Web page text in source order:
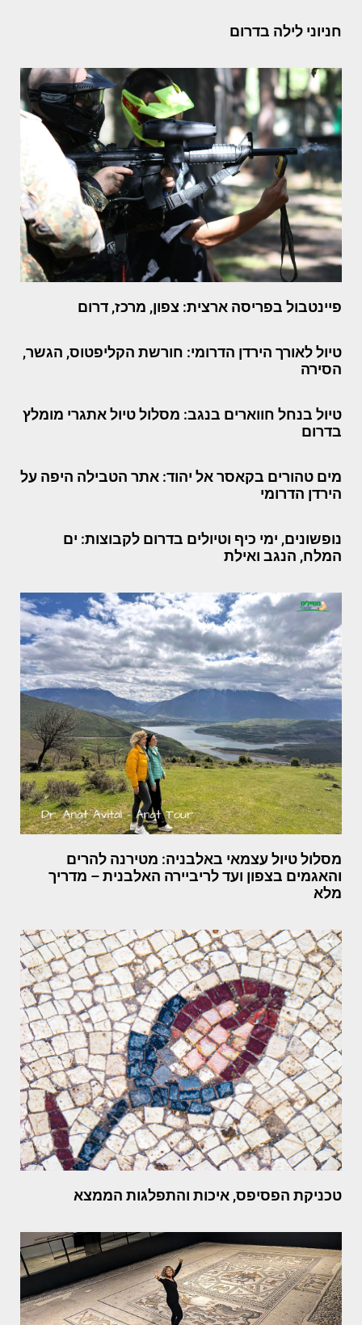
חניוני לילה בדרום
פיינטבול בפריסה ארצית: צפון, מרכז, דרום
טיול לאורך הירדן הדרומי: חורשת הקליפטוס, הגשר,
הסירה
טיול בנחל חווארים בנגב: מסלול טיול אתגרי מומלץ
בדרום
מים טהורים בקאסר אל יהוד: אתר הטבילה היפה על
הירדן הדרומי
נופשונים, ימי כיף וטיולים בדרום לקבוצות: ים
המלח, הנגב ואילת
מסלול טיול עצמאי באלבניה: מטירנה להרים
והאגמים בצפון ועד לריביירה האלבנית – מדריך
מלא
טכניקת הפסיפס, איכות והתפלגות הממצא